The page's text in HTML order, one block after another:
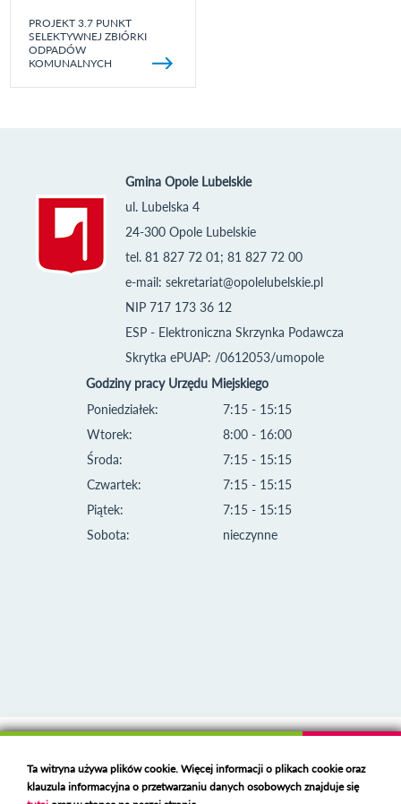
PROJEKT 3.7 PUNKT
SELEKTYWNEJ ZBIÓRKI
ODPADÓW
KOMUNALNYCH
Gmina Opole Lubelskie
ul. Lubelska 4
24-300 Opole Lubelskie
tel. 81 827 72 01; 81 827 72 00
e-mail: sekretariat@opolelubelskie.pl
NIP 717 173 36 12
ESP - Elektroniczna Skrzynka Podawcza
Skrytka ePUAP: /0612053/umopole
Godziny pracy Urzędu Miejskiego
Poniedziałek:
Wtorek:
Środa:
Czwartek:
Piątek:
Sobota:
7:15 - 15:15
8:00 - 16:00
7:15 - 15:15
7:15 - 15:15
7:15 - 15:15
nieczynne
Deklaracja dostępności
Polski serwer RBLhttps://polspam.pl/
Ta witryna używa plików cookie. Więcej informacji o plikach cookie oraz
klauzula informacyjna o przetwarzaniu danych osobowych znajduje się